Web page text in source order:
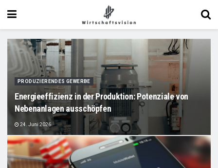
PRODUZIERENDES GEWERBE
Energieeffizienz in der Produktion: Potenziale von
Nebenanlagen ausschöpfen
24. Juni 2026